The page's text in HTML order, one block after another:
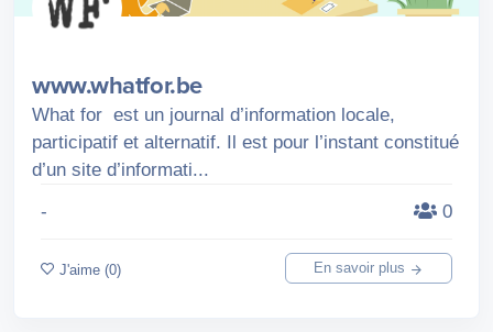
www.whatfor.be
What for est un journal d’information locale,
participatif et alternatif. Il est pour l’instant constitué
d’un site d’informati...
-
0
J'aime (0) En savoir plus